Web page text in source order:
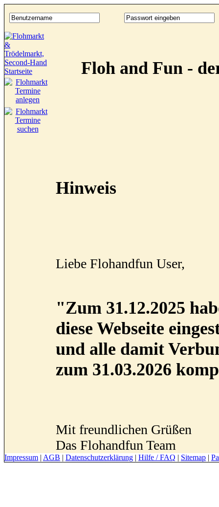
Floh and Fun -
Hinweis
Liebe Flohandfun User,
"Zum 31.12.2025
diese Webseite
und alle damit
zum 31.03.2026
Mit freundlichen Grüßen
Das Flohandfun Team
Impressum | AGB | Datenschutzerklärung | Hilfe / FAQ | Sitemap |